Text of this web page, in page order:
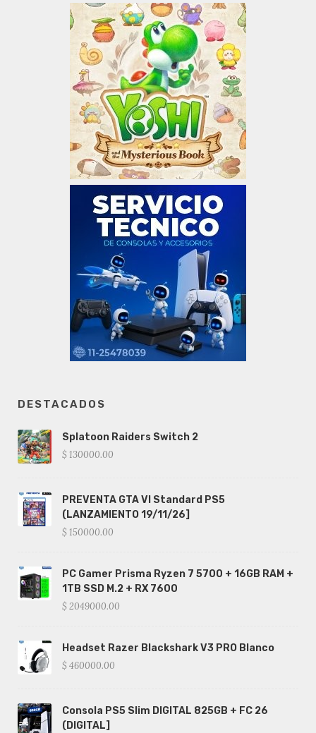
DESTACADOS
Splatoon Raiders Switch 2
$ 130000.00
PREVENTA GTA VI Standard PS5
(LANZAMIENTO 19/11/26]
$ 150000.00
PC Gamer Prisma Ryzen 7 5700 + 16GB RAM +
1TB SSD M.2 + RX 7600
$ 2049000.00
Headset Razer Blackshark V3 PRO Blanco
$ 460000.00
Consola PS5 Slim DIGITAL 825GB + FC 26
(DIGITAL]